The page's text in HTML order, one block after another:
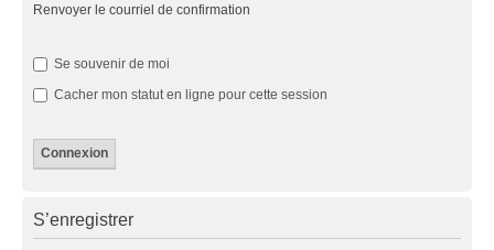
Renvoyer le courriel de confirmation
Se souvenir de moi
Cacher mon statut en ligne pour cette session
S’enregistrer